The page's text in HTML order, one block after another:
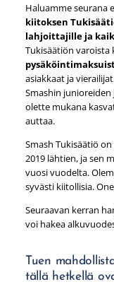
Haluamme seurana
kiitoksen
lahjoittajille ja
Tukisäätiön varoista
asiakkaat ja
Smashin
olette mukana
auttaa.
Smash Tukisäätiö
2019 lähtien, ja sen
vuosi vuodelta.
syvästi kiitollisia.
Seuraavan kerran
voi hakea
Tuen
tällä hetkellä